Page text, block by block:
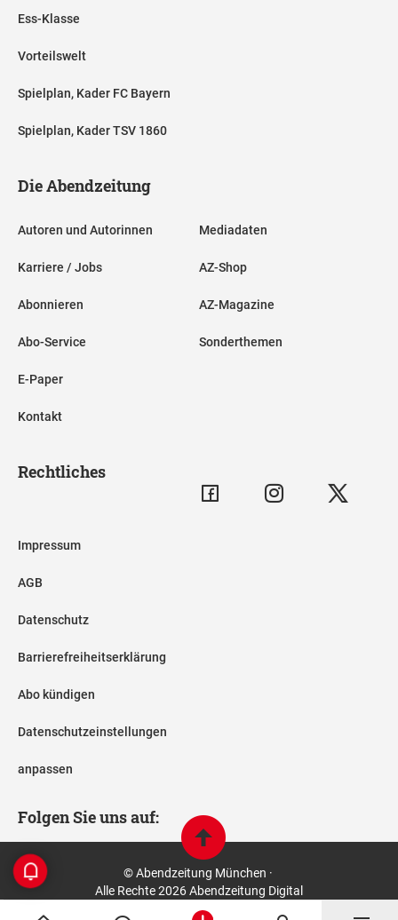
Ess-Klasse
Vorteilswelt
Spielplan, Kader FC Bayern
Spielplan, Kader TSV 1860
Die Abendzeitung
Autoren und Autorinnen
Karriere / Jobs
Abonnieren
Abo-Service
E-Paper
Kontakt
Mediadaten
AZ-Shop
AZ-Magazine
Sonderthemen
Rechtliches
Impressum
AGB
Datenschutz
Barrierefreiheitserklärung
Abo kündigen
Datenschutzeinstellungen
anpassen
Folgen Sie uns auf:
© Abendzeitung München ·
Alle Rechte 2026 Abendzeitung Digital